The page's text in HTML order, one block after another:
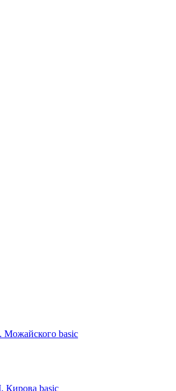
basic
basic